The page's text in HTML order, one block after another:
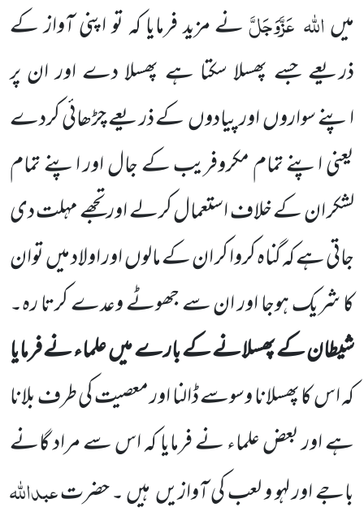
میںاللّٰہ عَزَّوَجَلَّنے مزید فرمایا کہ تو اپنی آواز کے
ذریعے جسے پھسلا سکتا ہے پھسلا دے اور ان پر
اپنےسواروںاور پیادوںکے ذریعے چڑھائی کردے
یعنی اپنے تمام مکروفریب کے جال اور اپنے تمام
لشکر ان کے خلاف استعمالکرلے اور تجھے مہلت دی
جاتی ہے کہ گناہ کروا کر ان کے مالوںاور اولاد میںتوان
کا شریک ہوجا اور ان سے جھوٹے وعدےکرتا رہ۔
شیطان کے پھسلانے کے بارے میںعلماء نے فرمایا
کہ اس کا پھسلانا وسوسے ڈالنا اور معصیت کی طرف بلانا
ہےاور بعض علماء نے فرمایا کہ اس سے مراد گانے
باجے اور لہو و لعب کی آوازیںہیں ۔ حضرتعبداللّٰہ